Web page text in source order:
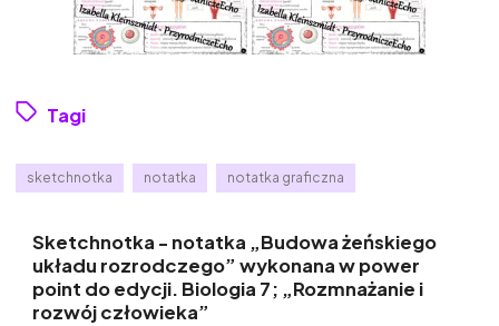
Tagi
sketchnotka notatka notatka graficzna
Sketchnotka - notatka „Budowa żeńskiego
układu rozrodczego” wykonana w power
point do edycji. Biologia 7; „Rozmnażanie i
rozwój człowieka”